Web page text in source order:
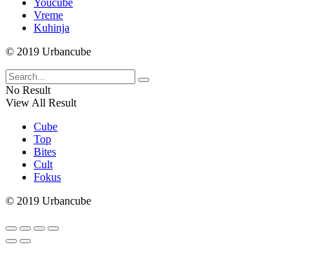
Youcube
Vreme
Kuhinja
© 2019 Urbancube
No Result
View All Result
Cube
Top
Bites
Cult
Fokus
© 2019 Urbancube